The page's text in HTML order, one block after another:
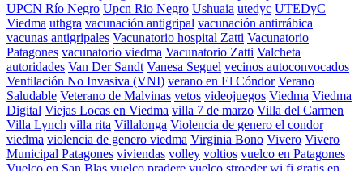
UPCN Río Negro Upcn Rio Negro Ushuaia utedyc UTEDyC
Viedma uthgra vacunación antigripal vacunación antirrábica
vacunas antigripales Vacunatorio hospital Zatti Vacunatorio
Patagones vacunatorio viedma Vacunatorio Zatti Valcheta
autoridades Van Der Sandt Vanesa Seguel vecinos autoconvocados
Ventilación No Invasiva (VNI) verano en El Cóndor Verano
Saludable Veterano de Malvinas vetos videojuegos Viedma Viedma
Digital Viejas Locas en Viedma villa 7 de marzo Villa del Carmen
Villa Lynch villa rita Villalonga Violencia de genero el condor
viedma violencia de genero viedma Virginia Bono Vivero Vivero
Municipal Patagones viviendas volley voltios vuelco en Patagones
Vuelco en San Blas vuelco pradere vuelco stroeder wi fi gratis en